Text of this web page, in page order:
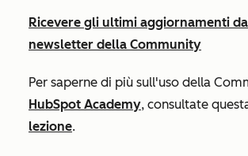
Ricevere gli ultimi aggiornamenti
newsletter della Community
Per saperne di più sull'uso della
HubSpot Academy, consultate
lezione.